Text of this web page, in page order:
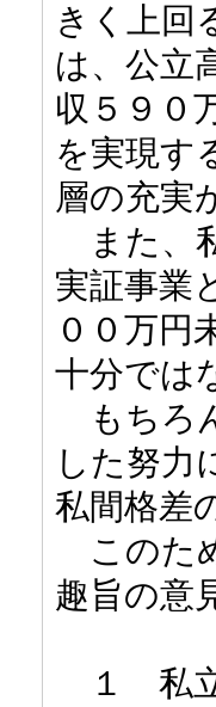
きく上回
は、公立
収５９０
を実現す
層の充実
また、
実証事業
００万円
十分では
もちろ
した努力
私間格差
このた
趣旨の意
１ 私立